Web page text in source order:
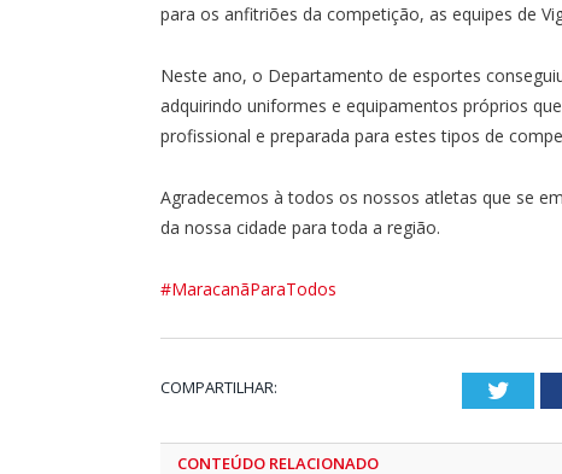
para os anfitriões da competição, as equipes de
Neste ano, o Departamento de esportes
adquirindo uniformes e equipamentos próprios
profissional e preparada para estes tipos de
Agradecemos à todos os nossos atletas que se
da nossa cidade para toda a região.
#MaracanãParaTodos
COMPARTILHAR:
CONTEÚDO RELACIONADO